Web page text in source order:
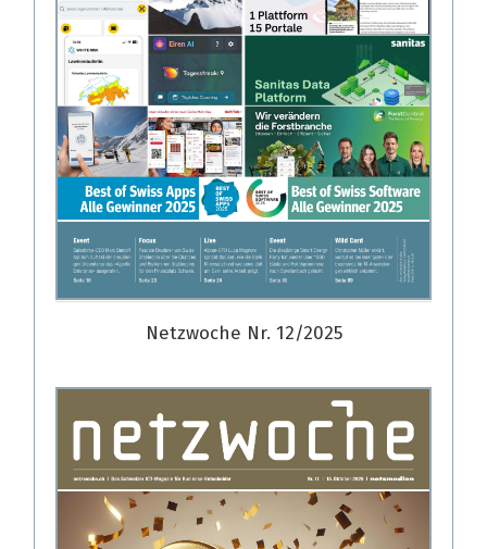
Netzwoche Nr. 12/2025